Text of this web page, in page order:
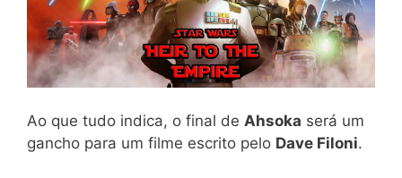
Ao que tudo indica, o final de Ahsoka será um
gancho para um filme escrito pelo Dave Filoni.